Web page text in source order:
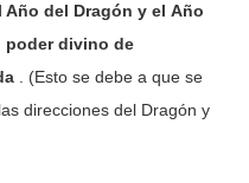
del Dragón y el Año
poder divino de
. (Esto se debe a que se
direcciones del Dragón y